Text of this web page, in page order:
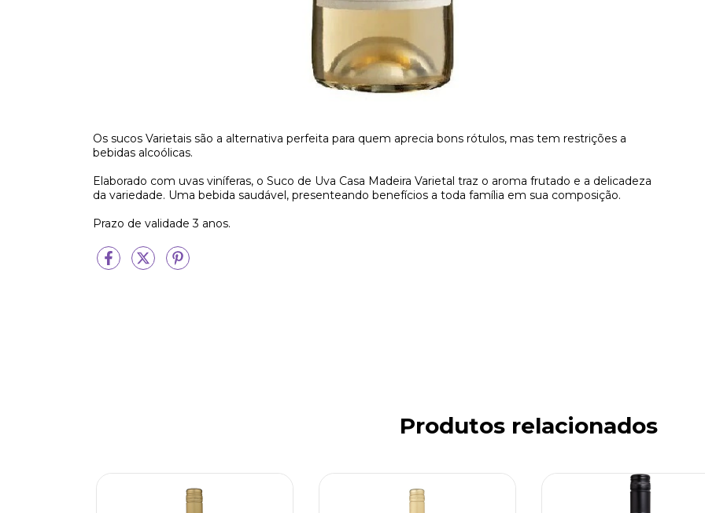
Os sucos Varietais são a alternativa perfeita para quem aprecia bons rótulos, mas tem restrições a
bebidas alcoólicas.
Elaborado com uvas viníferas, o Suco de Uva Casa Madeira Varietal traz o aroma frutado e a delicadeza
da variedade. Uma bebida saudável, presenteando benefícios a toda família em sua composição.
Prazo de validade 3 anos.
Produtos relacionados